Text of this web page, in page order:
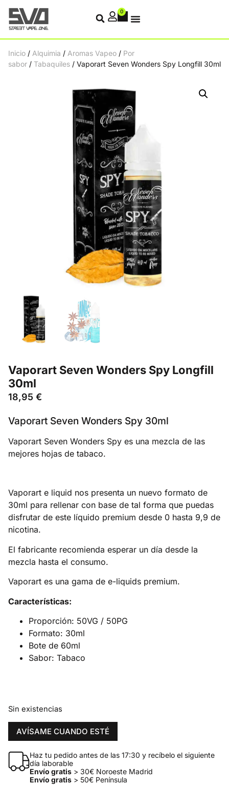
0
Inicio / Alquimia / Aromas Vapeo / Por
sabor / Tabaquiles / Vaporart Seven Wonders Spy Longfill 30ml
Vaporart Seven Wonders Spy Longfill
30ml
18,95 €
Vaporart Seven Wonders Spy 30ml
Vaporart Seven Wonders Spy es una mezcla de las
mejores hojas de tabaco.
Vaporart e liquid nos presenta un nuevo formato de
30ml para rellenar con base de tal forma que puedas
disfrutar de este líquido premium desde 0 hasta 9,9 de
nicotina.
El fabricante recomienda esperar un día desde la
mezcla hasta el consumo.
Vaporart es una gama de e-liquids premium.
Características:
Proporción: 50VG / 50PG
Formato: 30ml
Bote de 60ml
Sabor: Tabaco
Sin existencias
AVÍSAME CUANDO ESTÉ
Haz tu pedido antes de las 17:30 y recíbelo el siguiente
día laborable
Envío gratis> 30€ Noroeste Madrid
Envío gratis> 50€ Península